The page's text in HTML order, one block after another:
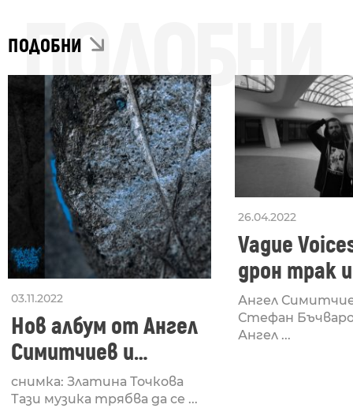
ПОДОБНИ
ПОДОБНИ
03.11.2022
Нов албум от Ангел
Симитчиев и
Стефан Бъчваров
като Vague Voices –
снимка: Златина Точкова
Тази музика трябва да се ...
26.04.2022
Vague
дрон трак
видео
Ангел
Стефан
Ангел ...